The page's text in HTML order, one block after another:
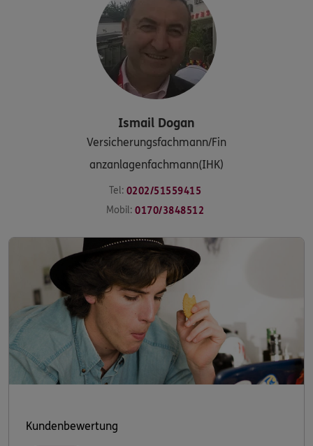
Ismail Dogan
Versicherungsfachmann/Fin
anzanlagenfachmann(IHK)
Tel: 0202/51559415
Mobil: 0170/3848512
Kundenbewertung